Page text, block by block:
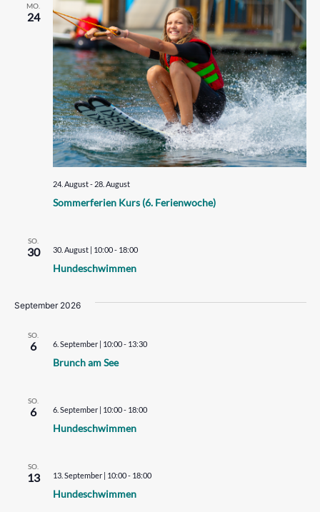
MO.
24
Sommerferien Kurs (6. Ferienwoche)
24. August- 28. August
SO.
30
Hundeschwimmen
30. August | 10:00- 18:00
September 2026
SO.
6
Brunch am See
6. September | 10:00- 13:30
SO.
6
Hundeschwimmen
6. September | 10:00- 18:00
SO.
13
Hundeschwimmen
13. September | 10:00- 18:00